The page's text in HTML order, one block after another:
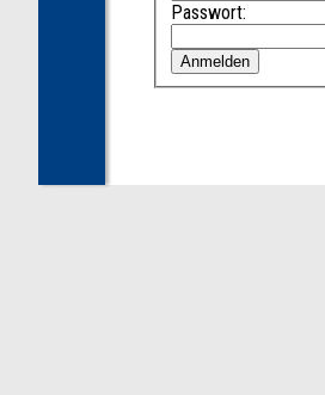
Passwort: